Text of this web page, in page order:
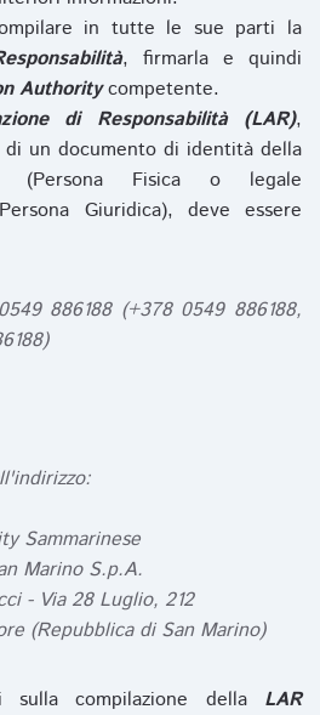
in tutte le sue parti la
, firmarla e quindi
Authoritycompetente.
di Responsabilità (LAR),
un documento di identità della
(Persona Fisica o legale
Giuridica), deve essere
886188 (+378 0549 886188,
Sammarinese
Marino S.p.A.
- Via 28 Luglio, 212
(Repubblica di San Marino)
sulla compilazione della LAR